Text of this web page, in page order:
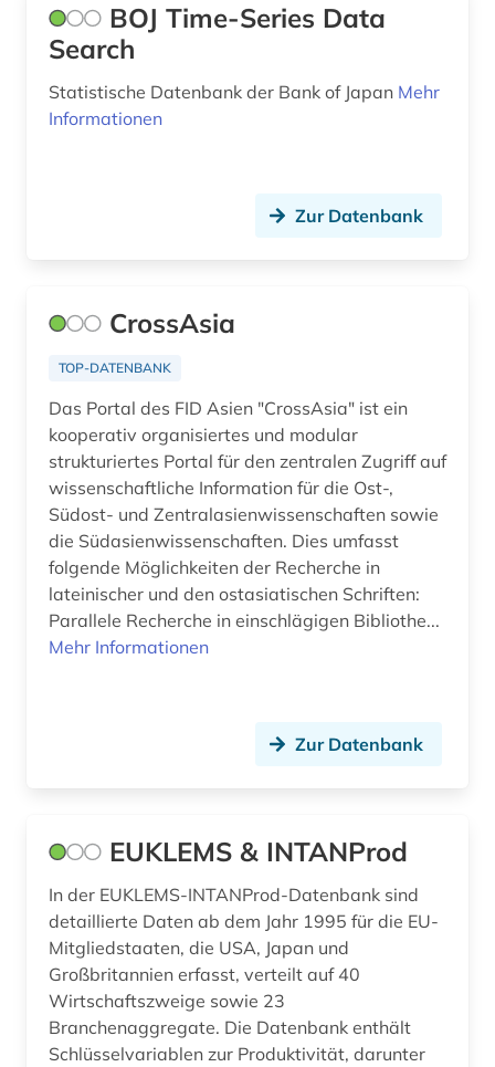
BOJ Time-Series Data
Search
Statistische Datenbank der Bank of Japan Mehr
Informationen
Zur Datenbank
CrossAsia
TOP-DATENBANK
Das Portal des FID Asien "CrossAsia" ist ein
kooperativ organisiertes und modular
strukturiertes Portal für den zentralen Zugriff auf
wissenschaftliche Information für die Ost-,
Südost- und Zentralasienwissenschaften sowie
die Südasienwissenschaften. Dies umfasst
folgende Möglichkeiten der Recherche in
lateinischer und den ostasiatischen Schriften:
Parallele Recherche in einschlägigen Bibliothe...
Mehr Informationen
Zur Datenbank
EUKLEMS & INTANProd
In der EUKLEMS-INTANProd-Datenbank sind
detaillierte Daten ab dem Jahr 1995 für die EU-
Mitgliedstaaten, die USA, Japan und
Großbritannien erfasst, verteilt auf 40
Wirtschaftszweige sowie 23
Branchenaggregate. Die Datenbank enthält
Schlüsselvariablen zur Produktivität, darunter